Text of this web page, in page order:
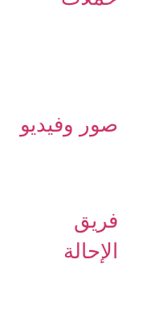
صور وفيديو
فريق
الإحالة